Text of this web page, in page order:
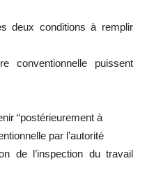
deux conditions à remplir
conventionnelle puissent
“postérieurement à
par l’autorité
de l’inspection du travail